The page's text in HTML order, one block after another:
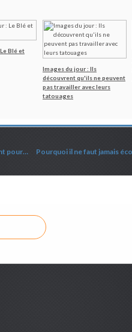
Blé et
Images du jour : Ils
découvrent qu'ils ne peuvent
pas travailler avec leurs
tatouages
Ce que vous voulez que les hommes fassent pour vous faites-le pour eux